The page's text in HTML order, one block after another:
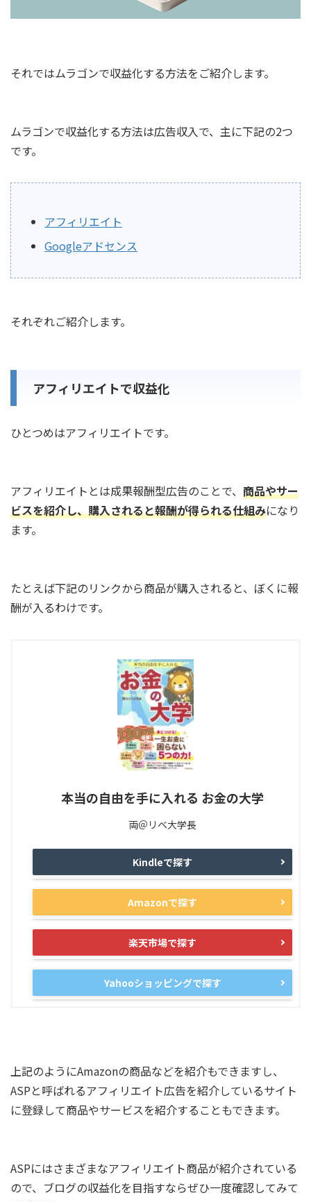
それではムラゴンで収益化する方法をご紹介します。
ムラゴンで収益化する方法は広告収入で、主に下記の2つ
です。
アフィリエイト
Googleアドセンス
それぞれご紹介します。
アフィリエイトで収益化
ひとつめはアフィリエイトです。
アフィリエイトとは成果報酬型広告のことで、 商品やサー
ビスを紹介し、購入されると報酬が得られる仕組みになり
ます。
たとえば下記のリンクから商品が購入されると、ぼくに報
酬が入るわけです。
本当の自由を手に入れる お金の大学
両＠リベ大学長
Kindleで探す
Amazonで探す
楽天市場で探す
Yahooショッピングで探す
上記のようにAmazonの商品などを紹介もできますし、
ASPと呼ばれるアフィリエイト広告を紹介しているサイト
に登録して商品やサービスを紹介することもできます。
ASPにはさまざまなアフィリエイト商品が紹介されている
ので、ブログの収益化を目指すならぜひ一度確認してみて